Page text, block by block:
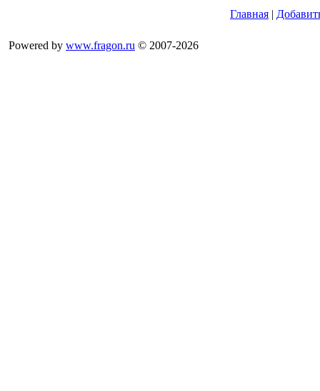
Главная |
Powered by www.fragon.ru © 2007-2026